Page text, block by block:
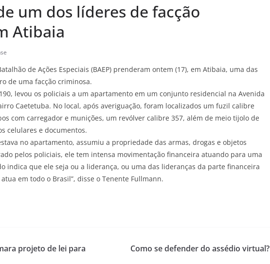
um dos líderes de facção
Atibaia
de Ações Especiais (BAEP) prenderam ontem (17), em Atibaia, uma das
de uma facção criminosa.
levou os policiais a um apartamento em um conjunto residencial na Avenida
Caetetuba. No local, após averiguação, foram localizados um fuzil calibre
com carregador e munições, um revólver calibre 357, além de meio tijolo de
celulares e documentos.
no apartamento, assumiu a propriedade das armas, drogas e objetos
pelos policiais, ele tem intensa movimentação financeira atuando para uma
indica que ele seja ou a liderança, ou uma das lideranças da parte financeira
em todo o Brasil”, disse o Tenente Fullmann.
projeto de lei para
Como se defender do assédio virtual?